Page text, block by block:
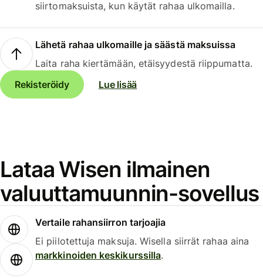
siirtomaksuista, kun käytät rahaa ulkomailla.
Lähetä rahaa ulkomaille ja säästä maksuissa
Laita raha kiertämään, etäisyydestä riippumatta.
Rekisteröidy
Lue lisää
Lataa Wisen ilmainen
valuuttamuunnin-sovellus
Vertaile rahansiirron tarjoajia
Ei piilotettuja maksuja. Wisella siirrät rahaa aina
markkinoiden keskikurssilla.